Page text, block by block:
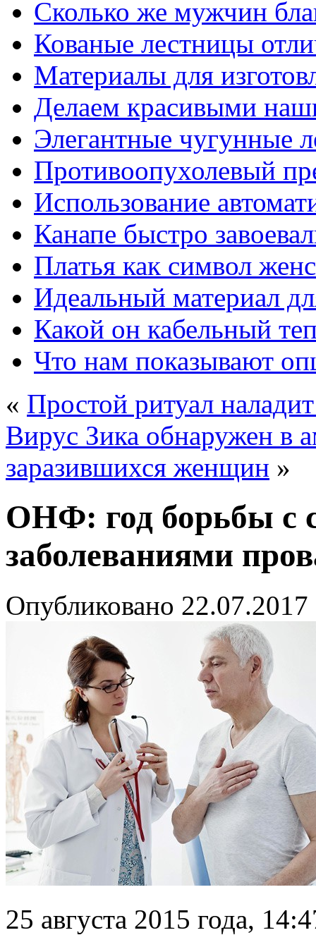
Сколько же мужчин
Кованые лестницы
Материалы для
Делаем красивыми
Элегантные чугунные
Противоопухолевый
Использование
Канапе быстро
Платья как символ
Идеальный материал
Какой он кабельный
Что нам показывают
« Простой ритуал
Вирус Зика обнаружен в
заразившихся женщин »
ОНФ: год борьбы с
заболеваниями
Опубликовано 22.07.2017
25 августа 2015 года,